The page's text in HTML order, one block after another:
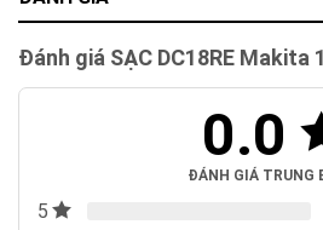
Đánh giá SẠC DC18RE Makita
0.0
ĐÁNH GIÁ TRUNG
5